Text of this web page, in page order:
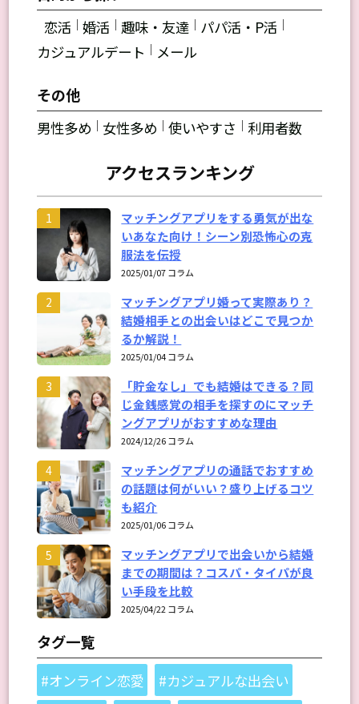
恋活 ｜婚活 ｜趣味・友達 ｜ パパ活・P活 ｜
カジュアルデート ｜ メール
その他
男性多め ｜ 女性多め ｜使いやすさ ｜ 利用者数
アクセスランキング
1
マッチングアプリをする勇気が出な
いあなた向け！シーン別恐怖心の克
服法を伝授
2025/01/07 コラム
2
マッチングアプリ婚って実際あり？
結婚相手との出会いはどこで見つか
るか解説！
2025/01/04 コラム
3
「貯金なし」でも結婚はできる？同
じ金銭感覚の相手を探すのにマッチ
ングアプリがおすすめな理由
2024/12/26 コラム
4
マッチングアプリの通話でおすすめ
の話題は何がいい？盛り上げるコツ
も紹介
2025/01/06 コラム
5
マッチングアプリで出会いから結婚
までの期間は？コスパ・タイパが良
い手段を比較
2025/04/22 コラム
タグ一覧
#オンライン恋愛
#カジュアルな出会い